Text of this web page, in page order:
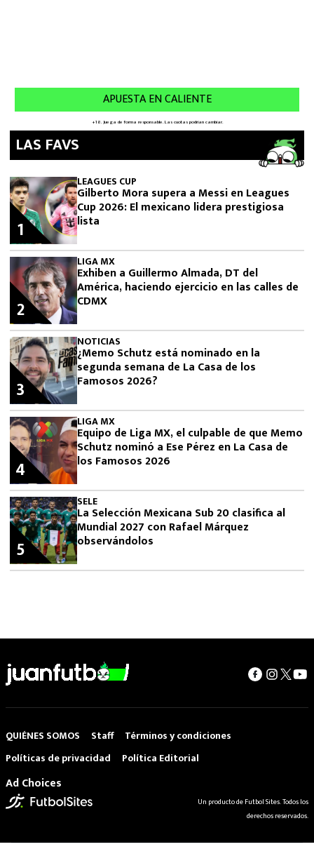
LAS FAVS
LEAGUES CUP
Gilberto Mora supera a Messi en Leagues
Cup 2026: El mexicano lidera prestigiosa
lista
1
LIGA MX
Exhiben a Guillermo Almada, DT del
América, haciendo ejercicio en las calles de
CDMX
2
NOTICIAS
¿Memo Schutz está nominado en la
segunda semana de La Casa de los
Famosos 2026?
3
LIGA MX
Equipo de Liga MX, el culpable de que Memo
Schutz nominó a Ese Pérez en La Casa de
los Famosos 2026
4
SELE
La Selección Mexicana Sub 20 clasifica al
Mundial 2027 con Rafael Márquez
observándolos
5
QUIÉNES SOMOS Staff
Términos y condiciones
Políticas de privacidad
Política Editorial
Ad Choices
Un producto de Futbol Sites. Todos los
derechos reservados.